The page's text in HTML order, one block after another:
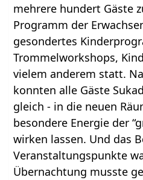
mehrere hundert Gäste
Programm der
gesondertes
Trommelworkshops,
vielem anderem statt.
konnten alle Gäste
gleich - in die neuen
besondere Energie der
wirken lassen. Und das
Veranstaltungspunkte
Übernachtung musste